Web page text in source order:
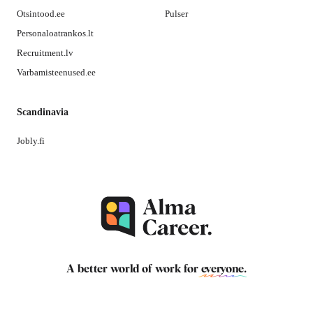
Otsintood.ee
Personaloatrankos.lt
Recruitment.lv
Varbamisteenused.ee
Pulser
Scandinavia
Jobly.fi
A better world of work for everyone.